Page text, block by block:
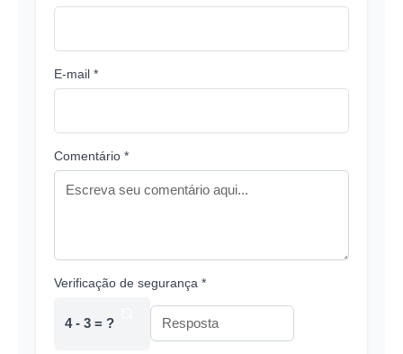
E-mail *
Comentário *
Verificação de segurança *
4 - 3 = ?